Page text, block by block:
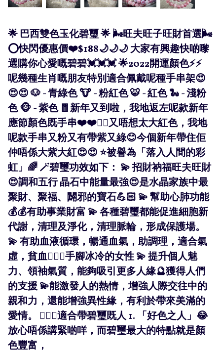
🌟 巴西雙色玉化碧璽 🌟 🌬旺夫旺子旺財首選🌬
⭕️快閃優惠價❤️$188🌙🌙🌙 大家有興趣快啲嚟
選購你心愛嘅碧碧💓💓💓 🌟2022開運顏色⚡️⚡️
呢幾種生肖嘅朋友特別適合佩戴呢種手串架😍
😍😍 🐶 - 青綠色 🐮 - 粉紅色 🐯 - 紅色 🐍 - 淺粉
色 🐵 - 紫色 🧧新年又到啦，我地返左呢款新年
應節顏色既手串❤️❤️❤️‍🔥又唔想太大紅色，我地
呢款手串又粉又有帶紫又綠😊今個新年帶住佢
仲唔係大紫大紅😍😍 ⭐️被譽為「落入人間的彩
虹」🌈 🪄碧璽功效如下： 💫 招財衲福旺夫旺財
😍調和五行 晶石中能量最強😍是水晶家族中最
聚財、聚福、闢邪的寶石💪🏻 💫 幫助心肺功能
💰💰有助事業財富 💫 各種碧璽都能促進細胞新
代謝，清理及淨化，清理脈輪，形成保護場。
💫 有助血液循環，暢通血氣，助調理，適合氣
虛，貧血🧏🏻‍♀️手腳冰冷的女性 💫 提升個人魅
力、領袖氣質，能夠吸引更多人緣🔮獲得人們
的支援 💫能激發人的熱情，增強人際交往中的
親和力，還能增強異性緣，有利於帶來美滿的
愛情。 🧚🏻‍♀️適合帶碧璽既人 1. 「好色之人」😂
放心唔係講緊啲咩，而碧璽最大的特點就是顏
色豐富，